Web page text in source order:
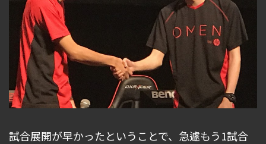
試合展開が早かったということで、急遽もう1試合